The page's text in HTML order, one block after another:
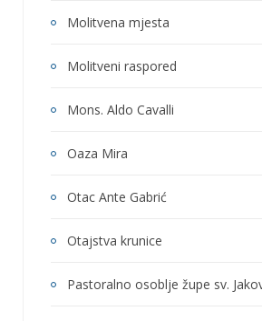
Molitvena mjesta
Molitveni raspored
Mons. Aldo Cavalli
Oaza Mira
Otac Ante Gabrić
Otajstva krunice
Pastoralno osoblje župe sv.